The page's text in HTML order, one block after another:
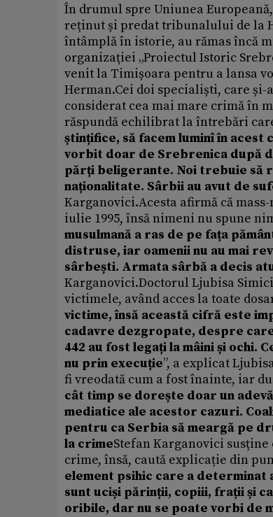
În drumul spre Uniunea
reținut și predat tribunalului de la
întâmplă în istorie, au rămas încă
organizaţiei „Proiectul Istoric
venit la Timișoara pentru a lansa
Herman.Cei doi specialiști, care
considerat cea mai mare crimă în
răspundă echilibrat la întrebări
ștințifice, să facem luminî în
vorbit doar de Srebrenica după
părți beligerante. Noi trebuie să
naționalitate. Sârbii au avut de
Karganovici.Acesta afirmă că
iulie 1995, însă nimeni nu spune
musulmană a ras de pe fața
distruse, iar oamenii nu au mai
sârbești. Armata sârbă a decis
Karganovici.Doctorul Ljubisa
victimele, având acces la toate
victime, însă această cifră este
cadavre dezgropate, despre
442 au fost legați la mâini și ochi.
nu prin execuție”, a explicat
fi vreodată cum a fost înainte, iar
cât timp se dorește doar un
mediatice ale acestor cazuri.
pentru ca Serbia să meargă pe
la crimeStefan Karganovici
crime, însă, caută explicație din
element psihic care a determinat
sunt uciși părinții, copiii, frații și
oribile, dar nu se poate vorbi de